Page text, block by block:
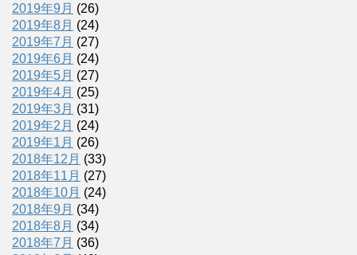
2019年9月 (26)
2019年8月 (24)
2019年7月 (27)
2019年6月 (24)
2019年5月 (27)
2019年4月 (25)
2019年3月 (31)
2019年2月 (24)
2019年1月 (26)
2018年12月 (33)
2018年11月 (27)
2018年10月 (24)
2018年9月 (34)
2018年8月 (34)
2018年7月 (36)